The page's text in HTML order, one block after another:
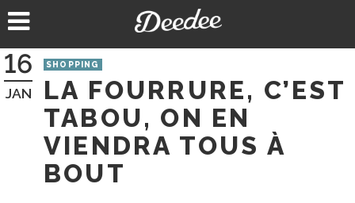
au
16
JAN
SHOPPING
LA FOURRURE, C’EST
TABOU, ON EN
VIENDRA TOUS À
BOUT